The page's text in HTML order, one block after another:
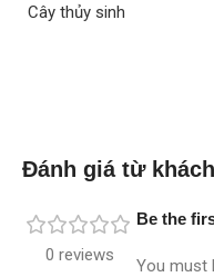
Cây thủy sinh
Đánh giá từ
0 reviews
Be the
You must